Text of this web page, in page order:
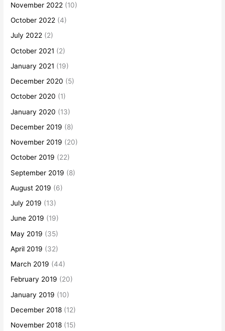
November 2022 (10)
October 2022 (4)
July 2022 (2)
October 2021 (2)
January 2021 (19)
December 2020 (5)
October 2020 (1)
January 2020 (13)
December 2019 (8)
November 2019 (20)
October 2019 (22)
September 2019 (8)
August 2019 (6)
July 2019 (13)
June 2019 (19)
May 2019 (35)
April 2019 (32)
March 2019 (44)
February 2019 (20)
January 2019 (10)
December 2018 (12)
November 2018 (15)